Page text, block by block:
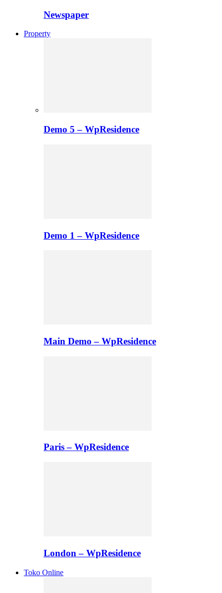
Newspaper
Property
Demo 5 – WpResidence
Demo 1 – WpResidence
Main Demo – WpResidence
Paris – WpResidence
London – WpResidence
Toko Online